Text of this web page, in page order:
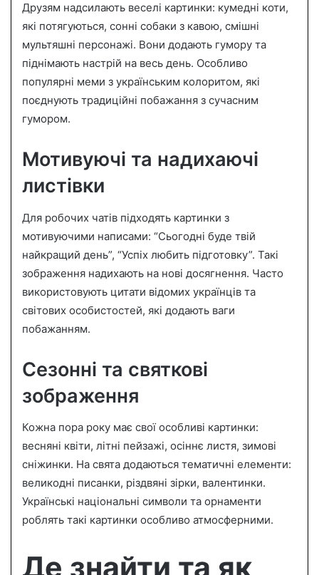
Друзям надсилають веселі картинки: кумедні коти,
які потягуються, сонні собаки з кавою, смішні
мультяшні персонажі. Вони додають гумору та
піднімають настрій на весь день. Особливо
популярні меми з українським колоритом, які
поєднують традиційні побажання з сучасним
гумором.
Мотивуючі та надихаючі
листівки
Для робочих чатів підходять картинки з
мотивуючими написами: “Сьогодні буде твій
найкращий день”, “Успіх любить підготовку”. Такі
зображення надихають на нові досягнення. Часто
використовують цитати відомих українців та
світових особистостей, які додають ваги
побажанням.
Сезонні та святкові
зображення
Кожна пора року має свої особливі картинки:
весняні квіти, літні пейзажі, осіннє листя, зимові
сніжинки. На свята додаються тематичні елементи:
великодні писанки, різдвяні зірки, валентинки.
Українські національні символи та орнаменти
роблять такі картинки особливо атмосферними.
Де знайти та як